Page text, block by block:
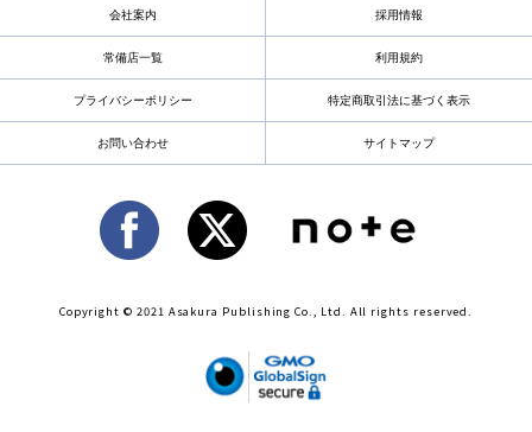
会社案内 採用情報
常備店一覧 利用規約
プライバシーポリシー 特定商取引法に基づく表示
お問い合わせ サイトマップ
Copyright © 2021 Asakura Publishing Co., Ltd. All rights reserved.